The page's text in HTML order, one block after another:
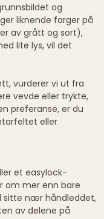
og
liknende farger på
av grått og sort),
lite lys, vil det
vurderer vi ut fra
vevde eller trykte,
preferanse, er du
eller
et easylock-
om mer enn bare
sitte nær håndleddet,
av delene på